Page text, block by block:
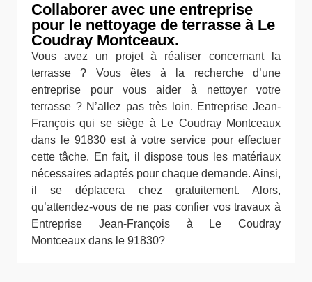
Collaborer avec une entreprise
pour le nettoyage de terrasse à Le
Coudray Montceaux.
Vous avez un projet à réaliser concernant la
terrasse ? Vous êtes à la recherche d’une
entreprise pour vous aider à nettoyer votre
terrasse ? N’allez pas très loin. Entreprise Jean-
François qui se siège à Le Coudray Montceaux
dans le 91830 est à votre service pour effectuer
cette tâche. En fait, il dispose tous les matériaux
nécessaires adaptés pour chaque demande. Ainsi,
il se déplacera chez gratuitement. Alors,
qu’attendez-vous de ne pas confier vos travaux à
Entreprise Jean-François à Le Coudray
Montceaux dans le 91830?